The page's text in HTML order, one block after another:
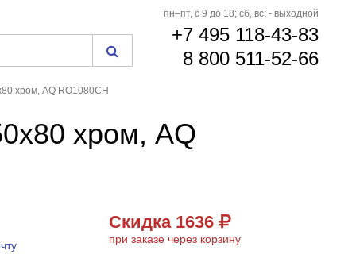
пн–пт, с 9 до 18; сб, вс: - выходной
+7 495 118-43-83
8 800 511-52-66
хром, AQ RO1080CH
хром, AQ
Скидка 1636
при заказе через корзину